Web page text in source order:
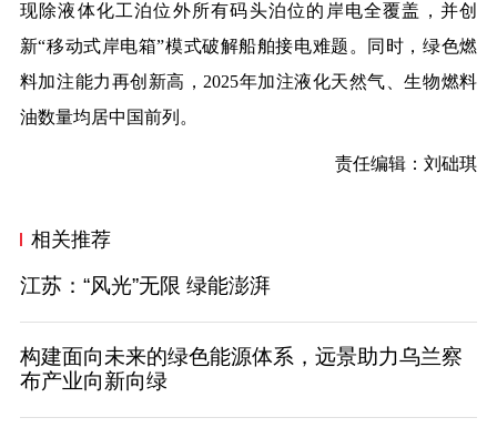
现除液体化工泊位外所有码头泊位的岸电全覆盖，并创
新“移动式岸电箱”模式破解船舶接电难题。同时，绿色燃
料加注能力再创新高，2025年加注液化天然气、生物燃料
油数量均居中国前列。
责任编辑：刘础琪
相关推荐
江苏：“风光”无限 绿能澎湃
构建面向未来的绿色能源体系，远景助力乌兰察
布产业向新向绿